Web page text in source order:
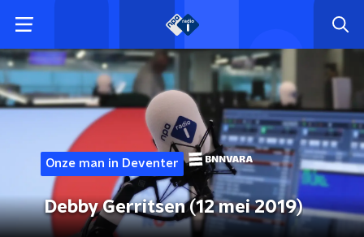
Onze man in Deventer
Debby Gerritsen (12 mei 2019)